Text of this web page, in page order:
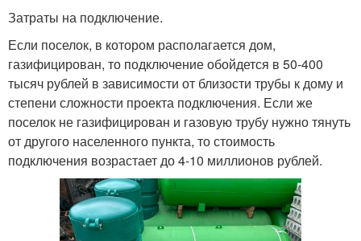
Затраты на подключение.
Если поселок, в котором располагается дом,
газифицирован, то подключение обойдется в 50-400
тысяч рублей в зависимости от близости трубы к дому и
степени сложности проекта подключения. Если же
поселок не газифицирован и газовую трубу нужно тянуть
от другого населенного пункта, то стоимость
подключения возрастает до 4-10 миллионов рублей.